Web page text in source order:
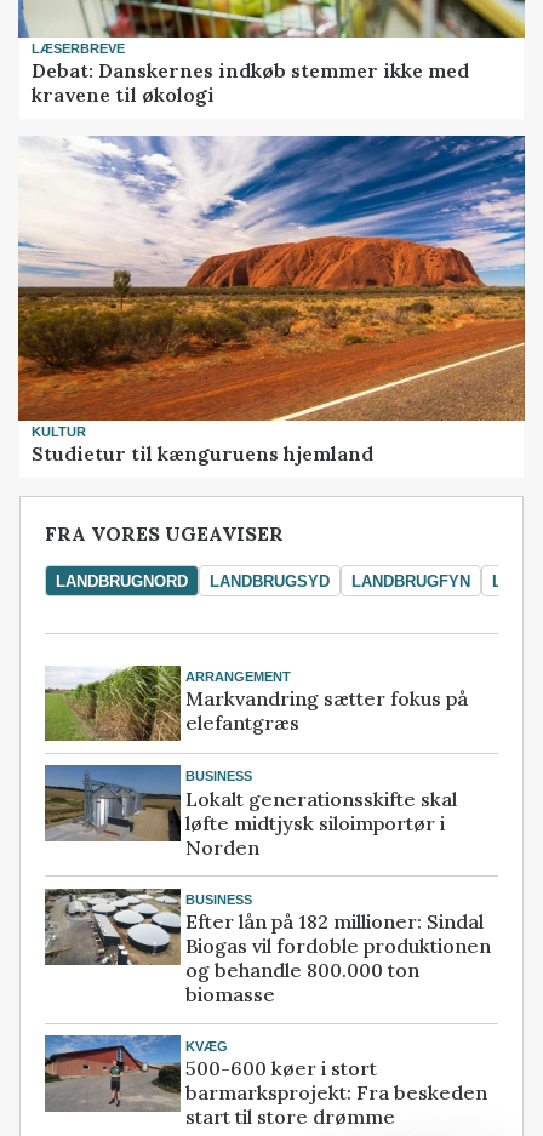
LÆSERBREVE
Debat: Danskernes indkøb stemmer ikke med
kravene til økologi
KULTUR
Studietur til kænguruens hjemland
FRA VORES UGEAVISER
LANDBRUGNORD LANDBRUGSYD LANDBRUGFYN
ARRANGEMENT
Markvandring sætter fokus på
elefantgræs
BUSINESS
Lokalt generationsskifte skal
løfte midtjysk siloimportør i
Norden
BUSINESS
Efter lån på 182 millioner: Sindal
Biogas vil fordoble produktionen
og behandle 800.000 ton
biomasse
KVÆG
500-600 køer i stort
barmarksprojekt: Fra beskeden
start til store drømme